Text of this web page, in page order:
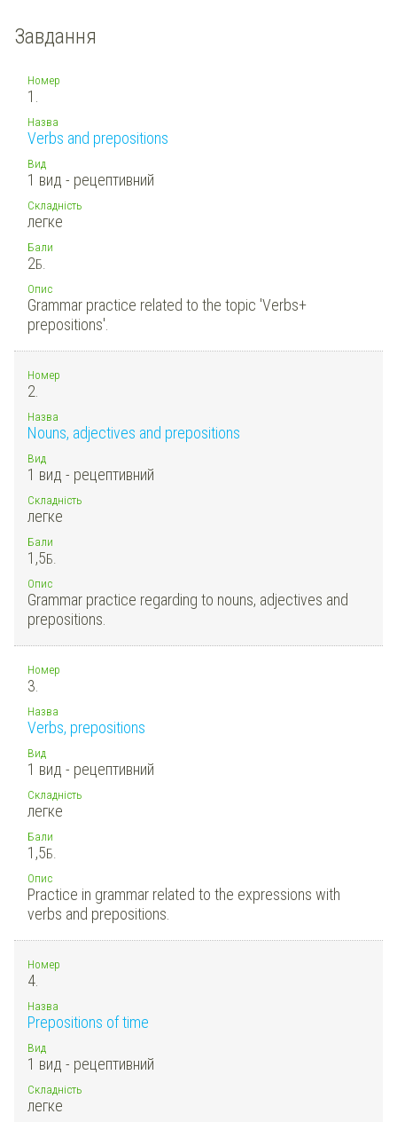
Завдання
Номер
1.
Назва
Verbs and prepositions
Вид
1 вид - рецептивний
Складність
легке
Бали
2Б.
Опис
Grammar practice related to the topic 'Verbs+
prepositions'.
Номер
2.
Назва
Nouns, adjectives and prepositions
Вид
1 вид - рецептивний
Складність
легке
Бали
1,5Б.
Опис
Grammar practice regarding to nouns, adjectives and
prepositions.
Номер
3.
Назва
Verbs, prepositions
Вид
1 вид - рецептивний
Складність
легке
Бали
1,5Б.
Опис
Practice in grammar related to the expressions with
verbs and prepositions.
Номер
4.
Назва
Prepositions of time
Вид
1 вид - рецептивний
Складність
легке